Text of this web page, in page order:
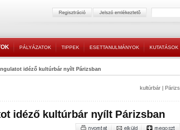
PÁLYÁZATOK TIPPEK ESETTANULMÁNYOK KUTATÁSOK
idéző kultúrbár nyílt Párizsban
kultúrbár | Párizs
idéző kultúrbár nyílt Párizsban